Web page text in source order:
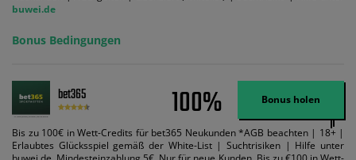
buwei.de
Bonus Bedingungen
bet365 100% Bonus holen
Bis zu 100€ in Wett-Credits für bet365 Neukunden *AGB beachten | 18+ |
Erlaubtes Glücksspiel gemäß der White-List | Suchtrisiken | Hilfe unter